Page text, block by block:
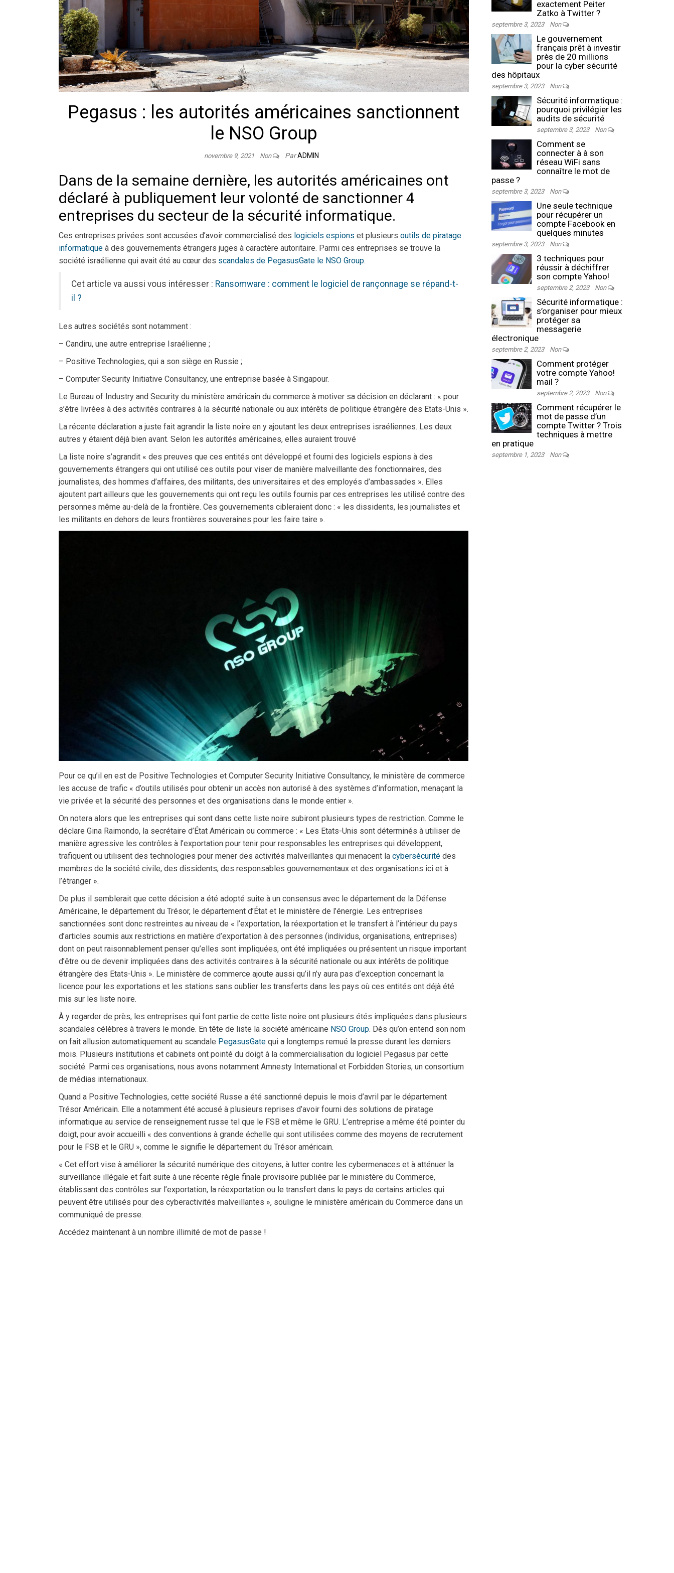
Pegasus : les autorités américaines sanctionnent
le NSO Group
novembre 9, 2021 Non ParADMIN
Dans de la semaine dernière, les autorités américaines ont
déclaré à publiquement leur volonté de sanctionner 4
entreprises du secteur de la sécurité informatique.
Ces entreprises privées sont accusées d’avoir commercialisé des logiciels espions et plusieurs outils de piratage
informatique à des gouvernements étrangers juges à caractère autoritaire. Parmi ces entreprises se trouve la
société israélienne qui avait été au cœur des scandales de PegasusGate le NSO Group.
Cet article va aussi vous intéresser : Ransomware : comment le logiciel de rançonnage se répand-t-
il ?
Les autres sociétés sont notamment :
– Candiru, une autre entreprise Israélienne ;
– Positive Technologies, qui a son siège en Russie ;
– Computer Security Initiative Consultancy, une entreprise basée à Singapour.
Le Bureau of Industry and Security du ministère américain du commerce à motiver sa décision en déclarant : « pour
s’être livrées à des activités contraires à la sécurité nationale ou aux intérêts de politique étrangère des Etats-Unis ».
La récente déclaration a juste fait agrandir la liste noire en y ajoutant les deux entreprises israéliennes. Les deux
autres y étaient déjà bien avant. Selon les autorités américaines, elles auraient trouvé
La liste noire s’agrandit « des preuves que ces entités ont développé et fourni des logiciels espions à des
gouvernements étrangers qui ont utilisé ces outils pour viser de manière malveillante des fonctionnaires, des
journalistes, des hommes d’affaires, des militants, des universitaires et des employés d’ambassades ». Elles
ajoutent part ailleurs que les gouvernements qui ont reçu les outils fournis par ces entreprises les utilisé contre des
personnes même au-delà de la frontière. Ces gouvernements cibleraient donc : « les dissidents, les journalistes et
les militants en dehors de leurs frontières souveraines pour les faire taire ».
Pour ce qu’il en est de Positive Technologies et Computer Security Initiative Consultancy, le ministère de commerce
les accuse de trafic « d’outils utilisés pour obtenir un accès non autorisé à des systèmes d’information, menaçant la
vie privée et la sécurité des personnes et des organisations dans le monde entier ».
On notera alors que les entreprises qui sont dans cette liste noire subiront plusieurs types de restriction. Comme le
déclare Gina Raimondo, la secrétaire d’État Américain ou commerce : « Les Etats-Unis sont déterminés à utiliser de
manière agressive les contrôles à l’exportation pour tenir pour responsables les entreprises qui développent,
trafiquent ou utilisent des technologies pour mener des activités malveillantes qui menacent la cybersécurité des
membres de la société civile, des dissidents, des responsables gouvernementaux et des organisations ici et à
l’étranger ».
De plus il semblerait que cette décision a été adopté suite à un consensus avec le département de la Défense
Américaine, le département du Trésor, le département d’État et le ministère de l’énergie. Les entreprises
sanctionnées sont donc restreintes au niveau de « l’exportation, la réexportation et le transfert à l’intérieur du pays
d’articles soumis aux restrictions en matière d’exportation à des personnes (individus, organisations, entreprises)
dont on peut raisonnablement penser qu’elles sont impliquées, ont été impliquées ou présentent un risque important
d’être ou de devenir impliquées dans des activités contraires à la sécurité nationale ou aux intérêts de politique
étrangère des Etats-Unis ». Le ministère de commerce ajoute aussi qu’il n’y aura pas d’exception concernant la
licence pour les exportations et les stations sans oublier les transferts dans les pays où ces entités ont déjà été
mis sur les liste noire.
À y regarder de près, les entreprises qui font partie de cette liste noire ont plusieurs étés impliquées dans plusieurs
scandales célèbres à travers le monde. En tête de liste la société américaine NSO Group. Dès qu’on entend son nom
on fait allusion automatiquement au scandale PegasusGate qui a longtemps remué la presse durant les derniers
mois. Plusieurs institutions et cabinets ont pointé du doigt à la commercialisation du logiciel Pegasus par cette
société. Parmi ces organisations, nous avons notamment Amnesty International et Forbidden Stories, un consortium
de médias internationaux.
Quand a Positive Technologies, cette société Russe a été sanctionné depuis le mois d’avril par le département
Trésor Américain. Elle a notamment été accusé à plusieurs reprises d’avoir fourni des solutions de piratage
informatique au service de renseignement russe tel que le FSB et même le GRU. L’entreprise a même été pointer du
doigt, pour avoir accueilli « des conventions à grande échelle qui sont utilisées comme des moyens de recrutement
pour le FSB et le GRU », comme le signifie le département du Trésor américain.
« Cet effort vise à améliorer la sécurité numérique des citoyens, à lutter contre les cybermenaces et à atténuer la
surveillance illégale et fait suite à une récente règle finale provisoire publiée par le ministère du Commerce,
établissant des contrôles sur l’exportation, la réexportation ou le transfert dans le pays de certains articles qui
peuvent être utilisés pour des cyberactivités malveillantes », souligne le ministère américain du Commerce dans un
communiqué de presse.
Accédez maintenant à un nombre illimité de mot de passe !
exactement Peiter
Zatko à Twitter ?
septembre 3, 2023 Non
Le gouvernement
français prêt à investir
près de 20 millions
pour la cyber sécurité
des hôpitaux
septembre 3, 2023 Non
Sécurité informatique :
pourquoi privilégier les
audits de sécurité
septembre 3, 2023 Non
Comment se
connecter à à son
réseau WiFi sans
connaître le mot de
passe ?
septembre 3, 2023 Non
Une seule technique
pour récupérer un
compte Facebook en
quelques minutes
septembre 3, 2023 Non
3 techniques pour
réussir à déchiffrer
son compte Yahoo!
septembre 2, 2023 Non
Sécurité informatique :
s’organiser pour mieux
protéger sa
messagerie
électronique
septembre 2, 2023 Non
Comment protéger
votre compte Yahoo!
mail ?
septembre 2, 2023 Non
Comment récupérer le
mot de passe d’un
compte Twitter ? Trois
techniques à mettre
en pratique
septembre 1, 2023 Non